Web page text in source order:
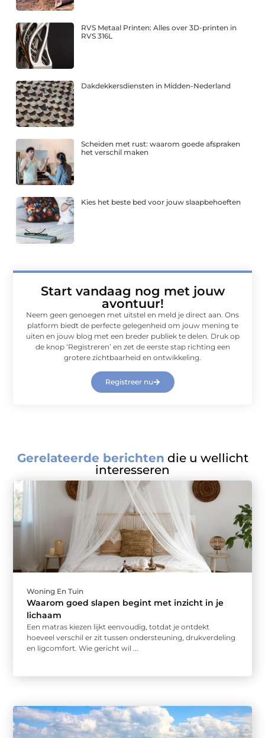
RVS Metaal Printen: Alles over 3D-printen in
RVS 316L
Dakdekkersdiensten in Midden-Nederland
Scheiden met rust: waarom goede afspraken
het verschil maken
Kies het beste bed voor jouw slaapbehoeften
Start vandaag nog met jouw
avontuur!
Neem geen genoegen met uitstel en meld je direct aan. Ons
platform biedt de perfecte gelegenheid om jouw mening te
uiten en jouw blog met een breder publiek te delen. Druk op
de knop ‘Registreren’ en zet de eerste stap richting een
grotere zichtbaarheid en ontwikkeling.
Registreer nu
Gerelateerde berichten die u wellicht
interesseren
Woning En Tuin
Waarom goed slapen begint met inzicht in je
lichaam
Een matras kiezen lijkt eenvoudig, totdat je ontdekt
hoeveel verschil er zit tussen ondersteuning, drukverdeling
en ligcomfort. Wie gericht wil ...